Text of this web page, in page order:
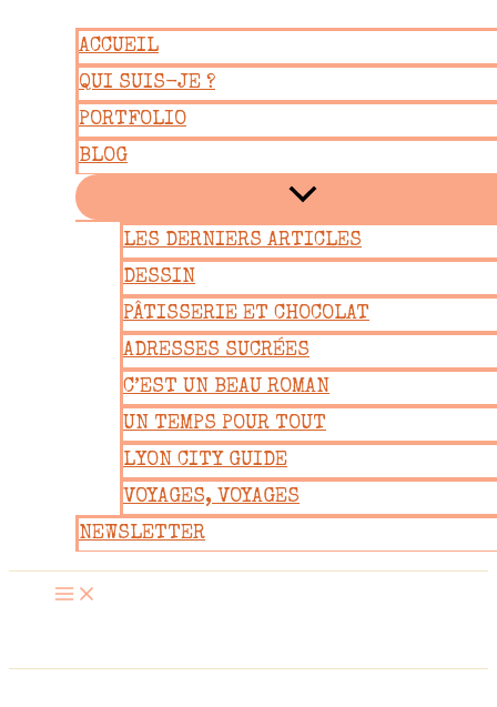
contenu
ACCUEIL
QUI SUIS-JE ?
PORTFOLIO
BLOG
LES DERNIERS ARTICLES
DESSIN
PÂTISSERIE ET CHOCOLAT
ADRESSES SUCRÉES
C’EST UN BEAU ROMAN
UN TEMPS POUR TOUT
LYON CITY GUIDE
VOYAGES, VOYAGES
NEWSLETTER